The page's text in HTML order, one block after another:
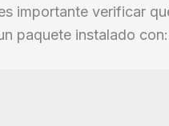
importante verificar
paquete instalado con: